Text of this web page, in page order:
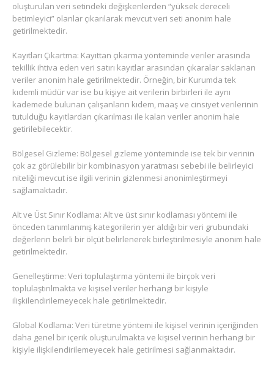
oluşturulan veri setindeki değişkenlerden “yüksek dereceli
betimleyici” olanlar çıkarılarak mevcut veri seti anonim hale
getirilmektedir.
Kayıtları Çıkartma: Kayıttan çıkarma yönteminde veriler arasında
tekillik ihtiva eden veri satırı kayıtlar arasından çıkaralar saklanan
veriler anonim hale getirilmektedir. Örneğin, bir Kurumda tek
kıdemli müdür var ise bu kişiye ait verilerin birbirleri ile aynı
kademede bulunan çalışanların kıdem, maaş ve cinsiyet verilerinin
tutulduğu kayıtlardan çıkarılması ile kalan veriler anonim hale
getirilebilecektir.
Bölgesel Gizleme: Bölgesel gizleme yönteminde ise tek bir verinin
çok az görülebilir bir kombinasyon yaratması sebebi ile belirleyici
niteliği mevcut ise ilgili verinin gizlenmesi anonimleştirmeyi
sağlamaktadır.
Alt ve Üst Sınır Kodlama: Alt ve üst sınır kodlaması yöntemi ile
önceden tanımlanmış kategorilerin yer aldığı bir veri grubundaki
değerlerin belirli bir ölçüt belirlenerek birleştirilmesiyle anonim hale
getirilmektedir.
Genelleştirme: Veri toplulaştırma yöntemi ile birçok veri
toplulaştırılmakta ve kişisel veriler herhangi bir kişiyle
ilişkilendirilemeyecek hale getirilmektedir.
Global Kodlama: Veri türetme yöntemi ile kişisel verinin içeriğinden
daha genel bir içerik oluşturulmakta ve kişisel verinin herhangi bir
kişiyle ilişkilendirilemeyecek hale getirilmesi sağlanmaktadır.